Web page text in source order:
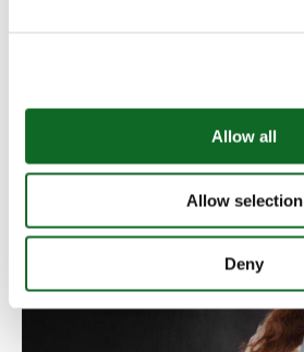
Allow all
Allow selection
Deny